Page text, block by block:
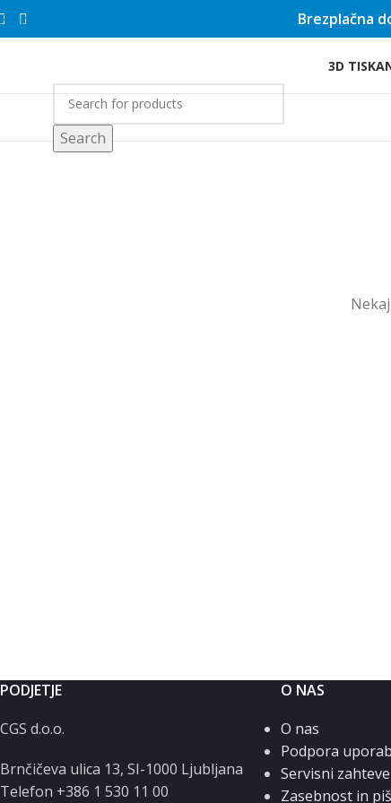
Skip to main content Brezplačna
3D
Search
PODJETJE
CGS d.o.o.
Brnčičeva ulica 13, SI-1000 Ljubljana
Telefon +386 1 530 11 00
O NAS
O nas
Podpora
Servisni
Zasebnost in